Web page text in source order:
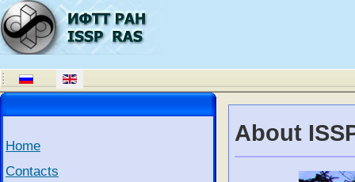
Home
Contacts
About